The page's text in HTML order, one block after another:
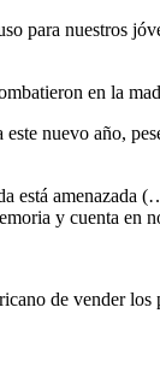
para nuestros
en la
nuevo año,
está
y cuenta en
de vender